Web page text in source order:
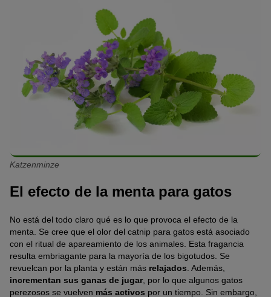
Katzenminze
El efecto de la menta para gatos
No está del todo claro qué es lo que provoca el efecto de la
menta. Se cree que el olor del catnip para gatos está asociado
con el ritual de apareamiento de los animales. Esta fragancia
resulta embriagante para la mayoría de los bigotudos. Se
revuelcan por la planta y están más relajados . Además,
incrementan sus ganas de jugar, por lo que algunos gatos
perezosos se vuelven más activos por un tiempo. Sin embargo,